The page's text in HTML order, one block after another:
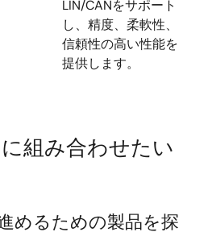
LIN/CANをサポート
し、精度、柔軟性、
信頼性の高い性能を
提供します。
組み合わせたい
めるための製品を探